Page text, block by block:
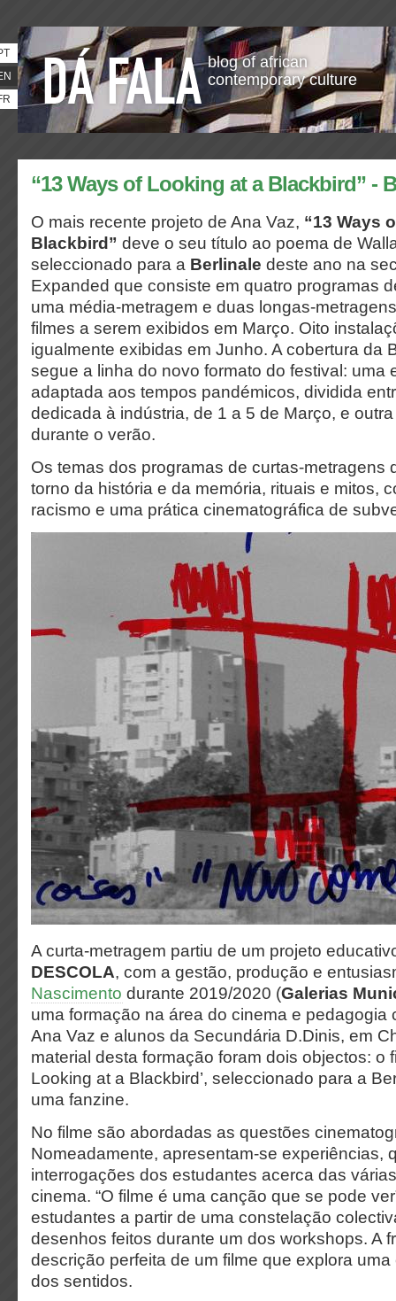
blog of african
contemporary culture
“13 Ways of Looking at a Blackbird” -
O mais recente projeto de Ana Vaz, “13 Ways
Blackbird” deve o seu título ao poema de
seleccionado para a Berlinale deste ano na
Expanded que consiste em quatro programas
uma média-metragem e duas longas-
filmes a serem exibidos em Março. Oito
igualmente exibidas em Junho. A cobertura da
segue a linha do novo formato do festival: uma
adaptada aos tempos pandémicos, dividida
dedicada à indústria, de 1 a 5 de Março, e
durante o verão.
Os temas dos programas de curtas-metragens
torno da história e da memória, rituais e mitos,
racismo e uma prática cinematográfica de
A curta-metragem partiu de um projeto
DESCOLA, com a gestão, produção e
Nascimento durante 2019/2020 (Galerias
uma formação na área do cinema e pedagogia
Ana Vaz e alunos da Secundária D.Dinis, em
material desta formação foram dois objectos: o
Looking at a Blackbird’, seleccionado para a
uma fanzine.
No filme são abordadas as questões
Nomeadamente, apresentam-se experiências,
interrogações dos estudantes acerca das
cinema. “O filme é uma canção que se pode
estudantes a partir de uma constelação
desenhos feitos durante um dos workshops. A
descrição perfeita de um filme que explora
dos sentidos.